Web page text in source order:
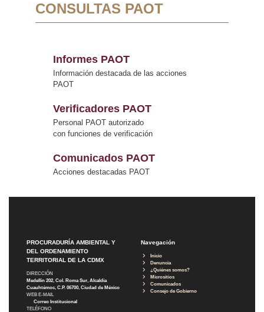
CONSULTAS PAOT
Informes PAOT
Información destacada de las acciones
PAOT
Verificadores PAOT
Personal PAOT autorizado
con funciones de verificación
Comunicados PAOT
Acciones destacadas PAOT
PROCURADURÍA AMBIENTAL Y
DEL ORDENAMIENTO
TERRITORIAL DE LA CDMX
DIRECCIÓN
Medellín 202, Col. Roma Sur, Alcaldía
Cuauhtémoc, C.P. 06700, Ciudad de México
WEB E-MAIL
Correo Institucional
TELÉFONO
Navegación
Inicio
Denuncia
¿Quiénes somos?
Micrositios
Comunicados
Consejo de Gobierno